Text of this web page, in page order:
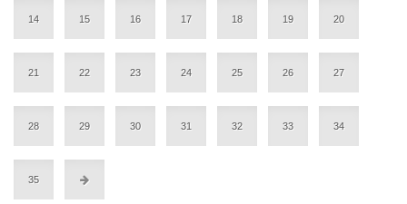
14 15 16 17 18 19 20
21 22 23 24 25 26 27
28 29 30 31 32 33 34
35